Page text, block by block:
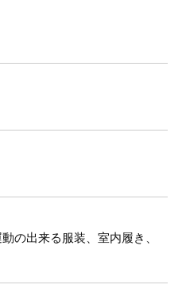
の出来る服装、室内履き、